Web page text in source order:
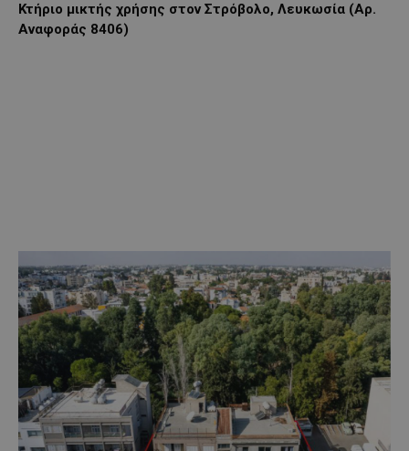
Κτήριο μικτής χρήσης στον Στρόβολο, Λευκωσία (Αρ.
Αναφοράς 8406)